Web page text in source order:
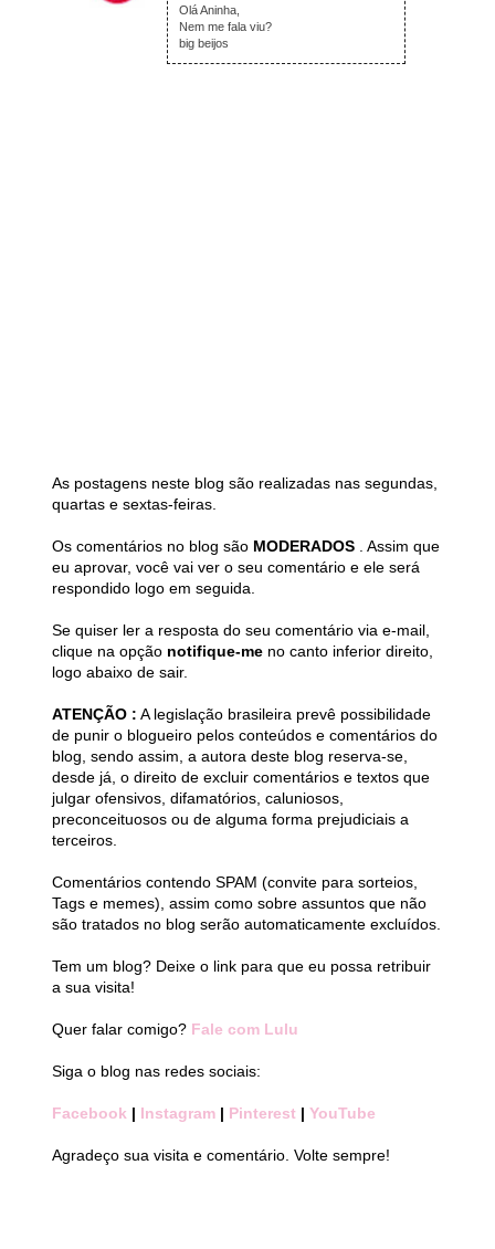
Olá Aninha,
Nem me fala viu?
big beijos
As postagens neste blog são realizadas nas segundas,
quartas e sextas-feiras.
Os comentários no blog são MODERADOS
. Assim que
eu aprovar, você vai ver o seu comentário e ele será
respondido logo em seguida.
Se quiser ler a resposta do seu comentário via e-mail,
clique na opção notifique-me no canto inferior direito,
logo abaixo de sair.
ATENÇÃO : A legislação brasileira prevê possibilidade
de punir o blogueiro pelos conteúdos e comentários do
blog, sendo assim, a autora deste blog reserva-se,
desde já, o direito de excluir comentários e textos que
julgar ofensivos, difamatórios, caluniosos,
preconceituosos ou de alguma forma prejudiciais a
terceiros.
Comentários contendo SPAM (convite para sorteios,
Tags e memes), assim como sobre assuntos que não
são tratados no blog serão automaticamente excluídos.
Tem um blog? Deixe o link para que eu possa retribuir
a sua visita!
Quer falar comigo? Fale com Lulu
Siga o blog nas redes sociais:
Facebook | Instagram | Pinterest | YouTube
Agradeço sua visita e comentário. Volte sempre!